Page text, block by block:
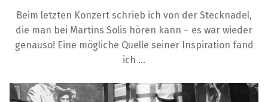
Beim letzten Konzert schrieb ich von der Stecknadel,
die man bei Martins Solis hören kann – es war wieder
genauso! Eine mögliche Quelle seiner Inspiration fand
ich …